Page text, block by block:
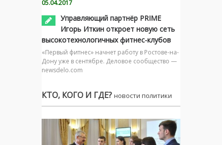
05.04.2017
Управляющий партнёр PRIME
Игорь Иткин откроет новую сеть
высокотехнологичных фитнес-клубов
«Первый фитнес» начнет работу в Ростове-на-
Дону уже в сентябре. Деловое сообщество —
newsdelo.com
КТО, КОГО И ГДЕ? новости политики